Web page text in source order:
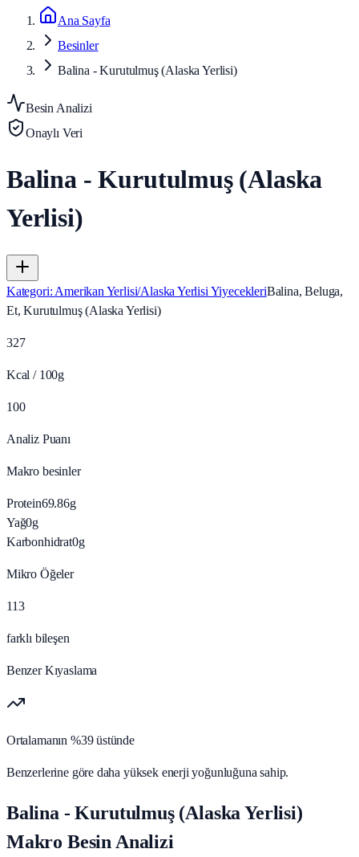
Ana Sayfa
Besinler
Balina - Kurutulmuş (Alaska Yerlisi)
Besin Analizi
Onaylı Veri
Balina - Kurutulmuş (Alaska
Yerlisi)
Kategori: Amerikan Yerlisi/Alaska Yerlisi YiyecekleriBalina, Beluga,
Et, Kurutulmuş (Alaska Yerlisi)
327
Kcal / 100g
100
Analiz Puanı
Makro besinler
Protein69.86g
Yağ0g
Karbonhidrat0g
Mikro Öğeler
113
farklı bileşen
Benzer Kıyaslama
Ortalamanın %39 üstünde
Benzerlerine göre daha yüksek enerji yoğunluğuna sahip.
Balina - Kurutulmuş (Alaska Yerlisi)
Makro Besin Analizi